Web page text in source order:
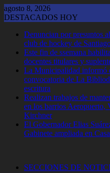
Saltar
al
agosto 8, 2026
DESTACADOS HOY
Denuncian por presuntos
club de hockey de
Este fin de ssemana
docentes titulares y
La Municipalidad informó
convocatoria de La
escritura
Realizan trabajos de
en los barrios
Kirchner
El Gobernador Elias
Gabinete ampliada en
SECCIONES DE